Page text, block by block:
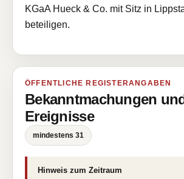
KGaA Hueck & Co. mit Sitz in
beteiligen.
ÖFFENTLICHE REGISTERANGABEN
Bekanntmachungen
Ereignisse
mindestens 31
Hinweis zum Zeitraum